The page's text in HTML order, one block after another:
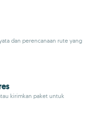
dan perencanaan rute yang
kirimkan paket untuk